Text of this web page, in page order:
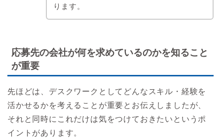
ります。
応募先の会社が何を求めているのかを知ること
が重要
先ほどは、デスクワークとしてどんなスキル・経験を
活かせるかを考えることが重要とお伝えしましたが、
それと同時にこれだけは気をつけておきたいというポ
イントがあります。